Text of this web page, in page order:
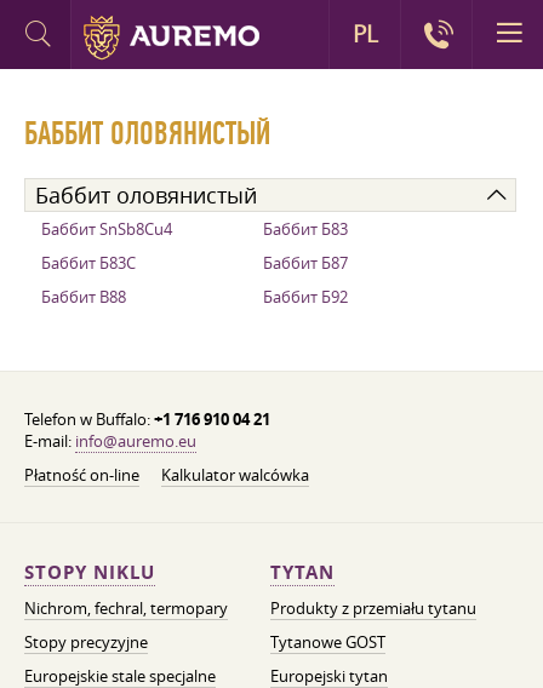
БАББИТ ОЛОВЯНИСТЫЙ
Баббит оловянистый
Баббит SnSb8Cu4
Баббит Б83
Баббит Б83С
Баббит Б87
Баббит B88
Баббит Б92
Telefon w Buffalo:+1 716 910 04 21
E-mail: info@auremo.eu
Płatność on-line
Kalkulator walcówka
STOPY NIKLU
Nichrom, fechral, termopary
Stopy precyzyjne
Europejskie stale specjalne
TYTAN
Produkty z przemiału tytanu
Tytanowe GOST
Europejski tytan
PL